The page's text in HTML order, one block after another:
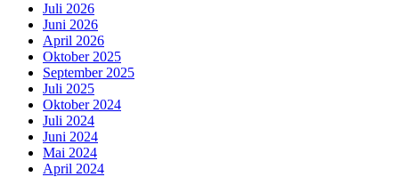
Juli 2026
Juni 2026
April 2026
Oktober 2025
September 2025
Juli 2025
Oktober 2024
Juli 2024
Juni 2024
Mai 2024
April 2024